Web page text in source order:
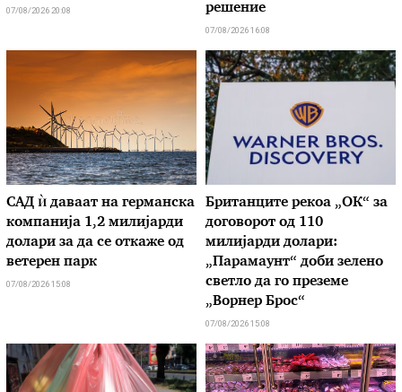
07/08/2026 20:08
решение
07/08/2026 16:08
САД ѝ даваат на германска
компанија 1,2 милијарди
долари за да се откаже од
ветерен парк
07/08/2026 15:08
Британците рекоа „ОК“ за
договорот од 110
милијарди долари:
„Парамаунт“ доби зелено
светло да го преземе
„Ворнер Брос“
07/08/2026 15:08